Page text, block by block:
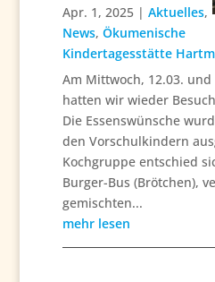
Apr. 1, 2025 |Aktuelles,
News,Ökumenische
Kindertagesstätte
Am Mittwoch, 12.03. und
hatten wir wieder
Die Essenswünsche
den Vorschulkindern
Kochgruppe entschied
Burger-Bus (Brötchen),
gemischten...
mehr lesen